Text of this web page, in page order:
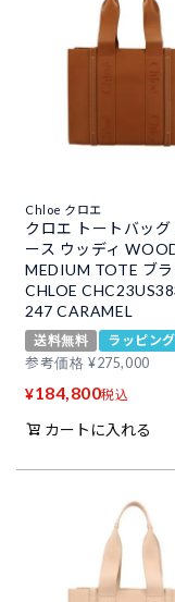
Chloe クロエ
クロエ トートバッグ
ース ウッディ
MEDIUM TOTE ブ
CHLOE
247 CARAMEL
送料無料
ラッピング
参考価格 ¥275,000
¥184,800税込
カートに入れる